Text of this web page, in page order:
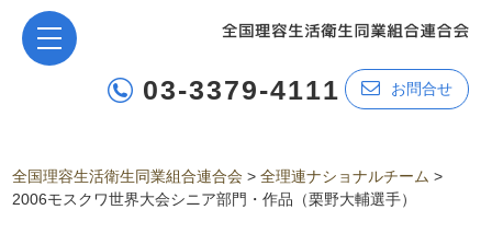
03-3379-4111 お問合せ
全国理容生活衛生同業組合連合会 >全理連ナショナルチーム >
2006モスクワ世界大会シニア部門・作品（栗野大輔選手）